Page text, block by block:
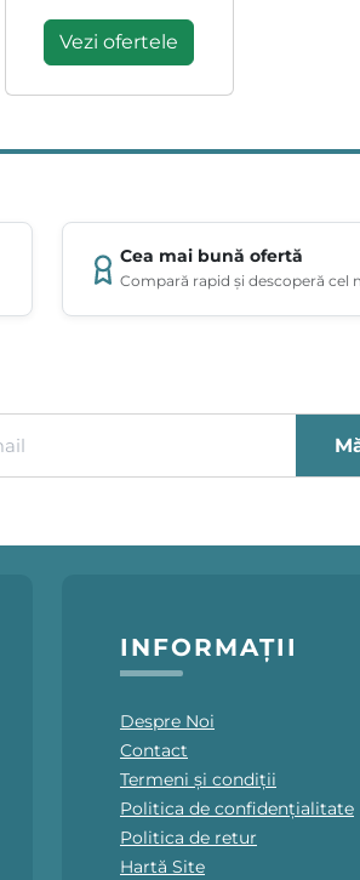
Vezi ofertele
Cea mai bună ofertă
Compară rapid și descoperă cel
INFORMAȚII
Despre Noi
Contact
Termeni și condiții
Politica de confidențialitate
Politica de retur
Hartă Site